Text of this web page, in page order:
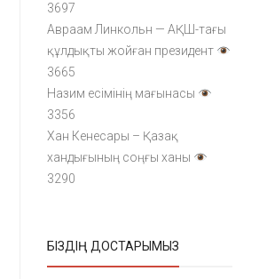
3697
Авраам Линкольн — АҚШ-тағы
құлдықты жойған президент
3665
Назим есімінің мағынасы
3356
Хан Кенесары – Қазақ
хандығының соңғы ханы
3290
БІЗДІҢ ДОСТАРЫМЫЗ